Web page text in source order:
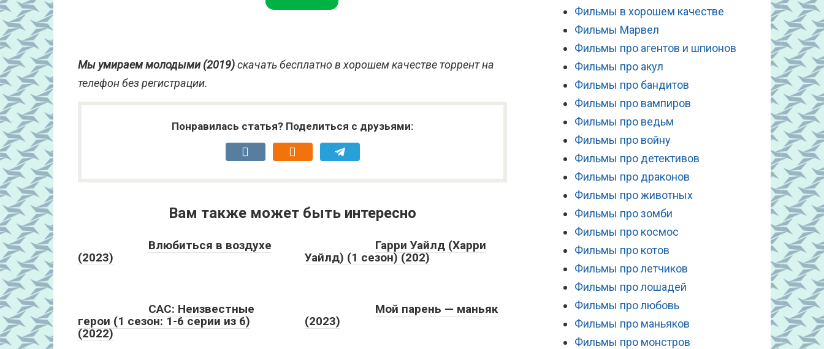
Мы умираем молодыми (2019)скачать бесплатно в хорошем качестве торрент на
телефон без регистрации.
Понравилась статья? Поделиться с друзьями:
Вам также может быть интересно
Влюбиться в воздухе
(2023)
Гарри Уайлд (Харри
Уайлд) (1 сезон) (202)
САС: Неизвестные
герои (1 сезон: 1-6 серии из 6)
(2022)
Мой парень — маньяк
(2023)
Фильмы в хорошем качестве
Фильмы Марвел
Фильмы про агентов и шпионов
Фильмы про акул
Фильмы про бандитов
Фильмы про вампиров
Фильмы про ведьм
Фильмы про войну
Фильмы про детективов
Фильмы про драконов
Фильмы про животных
Фильмы про зомби
Фильмы про космос
Фильмы про котов
Фильмы про летчиков
Фильмы про лошадей
Фильмы про любовь
Фильмы про маньяков
Фильмы про монстров